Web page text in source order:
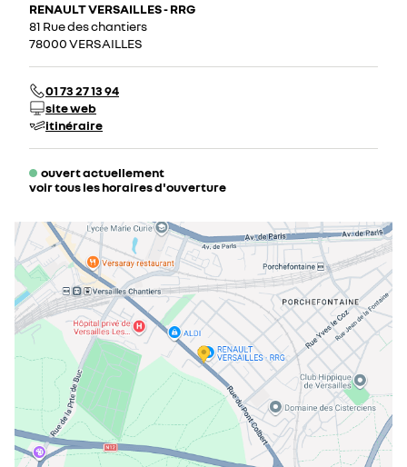
RENAULT VERSAILLES - RRG
81 Rue des chantiers
78000 VERSAILLES
01 73 27 13 94
site web
itinéraire
ouvert actuellement
voir tous les horaires d'ouverture
mardi
08:30 - 19:00
mercredi
08:30 - 19:00
jeudi
08:30 - 19:00
vendredi
09:00 - 19:00
samedi
09:00 - 18:00
dimanche
fermé